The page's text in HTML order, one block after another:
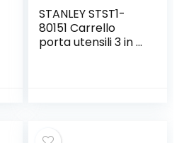
STANLEY STST1-
80151 Carrello
porta utensili 3 in 1,